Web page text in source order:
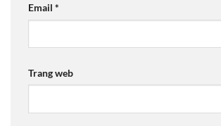
Email *
Trang web